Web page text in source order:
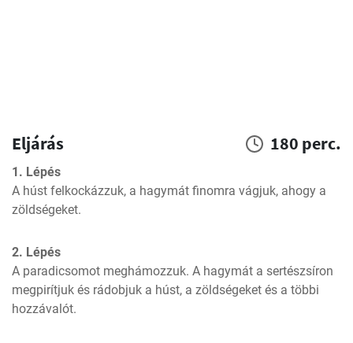
Eljárás 180 perc.
1. Lépés
A húst felkockázzuk, a hagymát finomra vágjuk, ahogy a
zöldségeket.
2. Lépés
A paradicsomot meghámozzuk. A hagymát a sertészsíron
megpirítjuk és rádobjuk a húst, a zöldségeket és a többi
hozzávalót.